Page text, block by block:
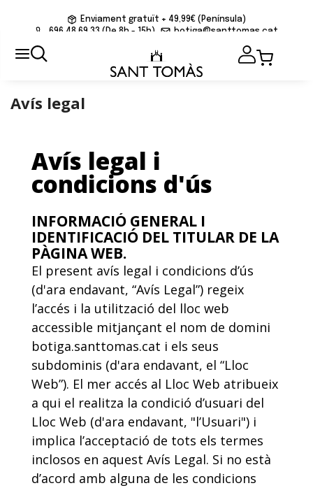
Enviament gratuït + 49,99€ (Península)
696 48 69 33 (De 8h - 15h)
botiga@santtomas.cat
Avís legal
Avís legal i
condicions d'ús
INFORMACIÓ GENERAL I
IDENTIFICACIÓ DEL TITULAR DE LA
PÀGINA WEB.
El present avís legal i condicions d’ús
(d'ara endavant, “Avís Legal”) regeix
l’accés i la utilització del lloc web
accessible mitjançant el nom de domini
botiga.santtomas.cat i els seus
subdominis (d'ara endavant, el “Lloc
Web”). El mer accés al Lloc Web atribueix
a qui el realitza la condició d’usuari del
Lloc Web (d'ara endavant, "l’Usuari") i
implica l’acceptació de tots els termes
inclosos en aquest Avís Legal. Si no està
d’acord amb alguna de les condicions